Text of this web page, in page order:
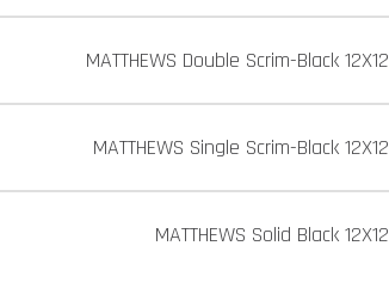
MATTHEWS Double Scrim-Black 12X12
MATTHEWS Single Scrim-Black 12X12
MATTHEWS Solid Black 12X12